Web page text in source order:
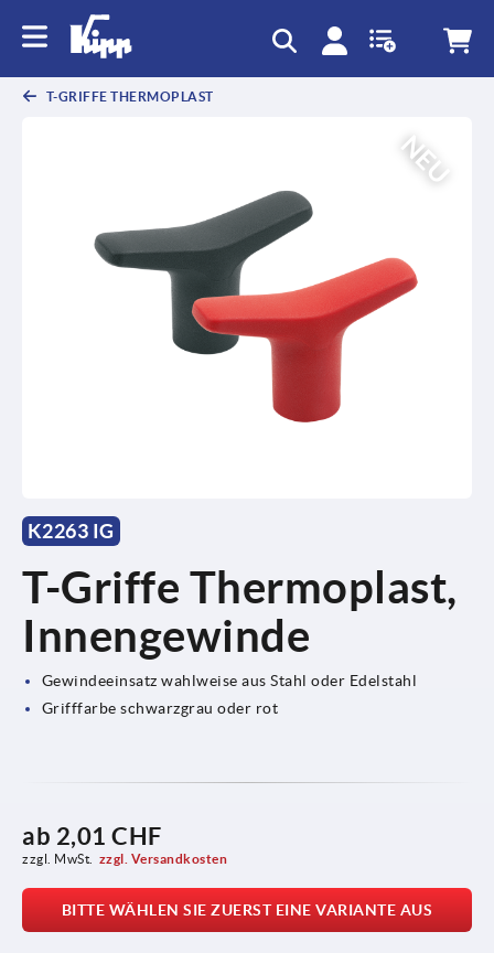
T-GRIFFE THERMOPLAST
NEU
K2263 IG
T-Griffe Thermoplast,
Innengewinde
Gewindeeinsatz wahlweise aus Stahl oder Edelstahl
Grifffarbe schwarzgrau oder rot
ab 2,01 CHF
zzgl. MwSt. zzgl. Versandkosten
BITTE WÄHLEN SIE ZUERST EINE VARIANTE AUS